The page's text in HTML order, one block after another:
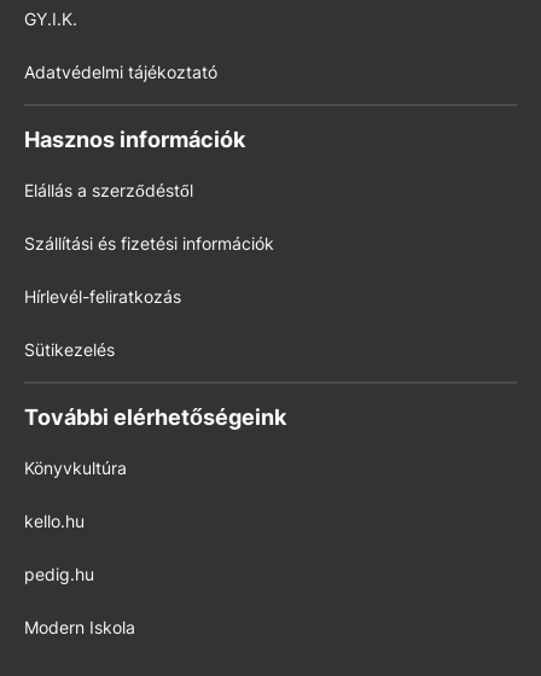
GY.I.K.
Adatvédelmi tájékoztató
Hasznos információk
Elállás a szerződéstől
Szállítási és fizetési információk
Hírlevél-feliratkozás
Sütikezelés
További elérhetőségeink
Könyvkultúra
kello.hu
pedig.hu
Modern Iskola